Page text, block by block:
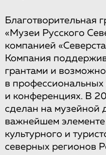
Благотворительная
«Музеи Русского
компанией
Компания
грантами и
в профессиональных
и конференциях. В
сделан на музейной
важнейшем
культурного и
северных регионов